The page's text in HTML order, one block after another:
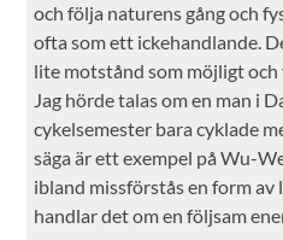
och följa naturens gång och
ofta som ett ickehandlande.
lite motstånd som möjligt
Jag hörde talas om en man i
cykelsemester bara cyklade
säga är ett exempel på Wu-
ibland missförstås en form av
handlar det om en följsam